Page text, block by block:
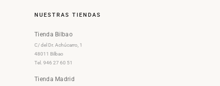
NUESTRAS TIENDAS
Tienda Bilbao
C/ del Dr. Achúcarro, 1
48011 Bilbao
Tel. 946 27 60 51
Tienda Madrid